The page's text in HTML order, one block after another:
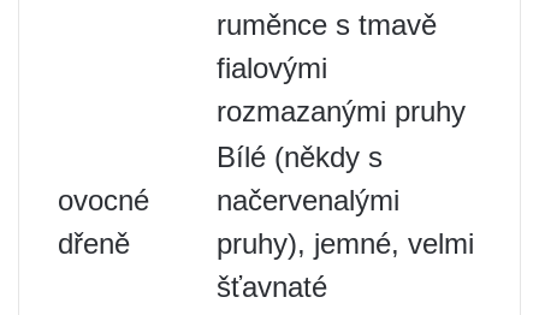
ruměnce s tmavě
fialovými
rozmazanými pruhy
ovocné
dřeně
Bílé (někdy s
načervenalými
pruhy), jemné, velmi
šťavnaté